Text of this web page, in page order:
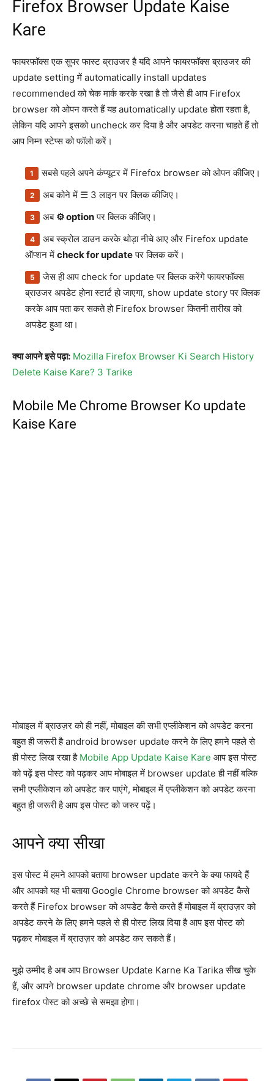
Firefox Browser Update Kaise
Kare
फायरफॉक्स एक सुपर फास्ट ब्राउजर है यदि आपने फायरफॉक्स ब्राउजर की
update setting में automatically install updates
recommended को चेक मार्क करके रखा है तो जैसे ही आप Firefox
browser को ओपन करते हैं यह automatically update होता रहता है,
लेकिन यदि आपने इसको uncheck कर दिया है और अपडेट करना चाहते हैं तो
आप निम्न स्टेप्स को फॉलो करें।
सबसे पहले अपने कंप्यूटर में Firefox browser को ओपन कीजिए।
अब कोने में ☰ 3 लाइन पर क्लिक कीजिए।
अब ⚙ optionपर क्लिक कीजिए।
अब स्क्रोल डाउन करके थोड़ा नीचे आए और Firefox update
ऑप्शन में check for updateपर क्लिक करें।
जेस ही आप check for update पर क्लिक करेंगे फायरफॉक्स
ब्राउजर अपडेट होना स्टार्ट हो जाएगा, show update story पर क्लिक
करके आप पता कर सकते हो Firefox browser कितनी तारीख को
अपडेट हुआ था।
क्या आपने इसे पढ़ा: Mozilla Firefox Browser Ki Search History
Delete Kaise Kare? 3 Tarike
Mobile Me Chrome Browser Ko update
Kaise Kare
मोबाइल में ब्राउज़र को ही नहीं, मोबाइल की सभी एप्लीकेशन को अपडेट करना
बहुत ही जरूरी है android browser update करने के लिए हमने पहले से
ही पोस्ट लिख रखा है Mobile App Update Kaise Kare आप इस पोस्ट
को पढ़ें इस पोस्ट को पढ़कर आप मोबाइल में browser update ही नहीं बल्कि
सभी एप्लीकेशन को अपडेट कर पाएंगे, मोबाइल में एप्लीकेशन को अपडेट करना
बहुत ही जरूरी है आप इस पोस्ट को जरुर पढ़ें।
आपने क्या सीखा
इस पोस्ट में हमने आपको बताया browser update करने के क्या फायदे हैं
और आपको यह भी बताया Google Chrome browser को अपडेट कैसे
करते हैं Firefox browser को अपडेट कैसे करते हैं मोबाइल में ब्राउज़र को
अपडेट करने के लिए हमने पहले से ही पोस्ट लिख दिया है आप इस पोस्ट को
पढ़कर मोबाइल में ब्राउज़र को अपडेट कर सकते हैं।
मुझे उम्मीद है अब आप Browser Update Karne Ka Tarika सीख चुके
हैं, और आपने browser update chrome और browser update
firefox पोस्ट को अच्छे से समझा होगा।